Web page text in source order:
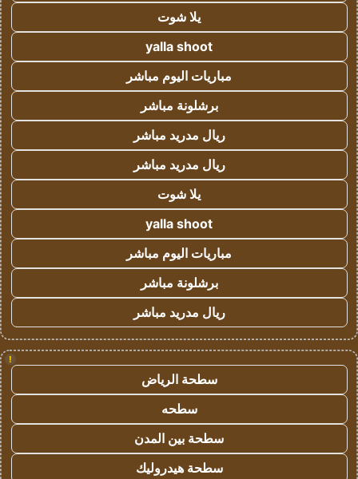
يلا شوت
yalla shoot
مباريات اليوم مباشر
برشلونة مباشر
ريال مدريد مباشر
ريال مدريد مباشر
يلا شوت
yalla shoot
مباريات اليوم مباشر
برشلونة مباشر
ريال مدريد مباشر
!
سطحة الرياض
سطحه
سطحة بين المدن
سطحة هيدروليك